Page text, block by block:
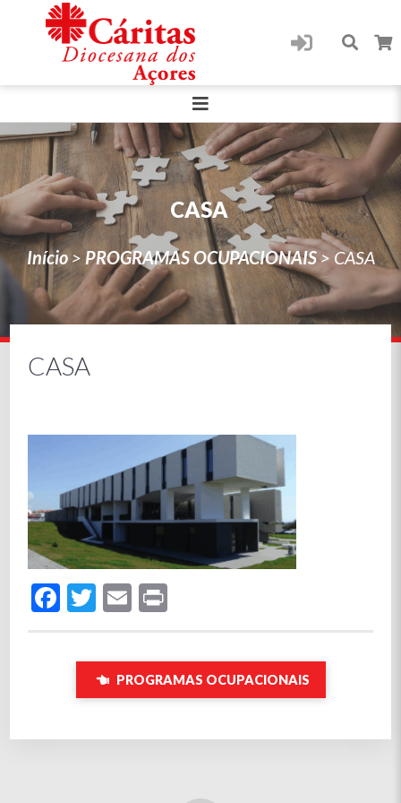
CASA
Início > PROGRAMAS OCUPACIONAIS > CASA
CASA
Facebook
Twitter
Email
PROGRAMAS OCUPACIONAIS